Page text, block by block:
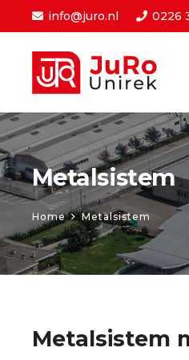
info@juro.nl 0226
Metalsistem
Home Metalsistem
Metalsistem